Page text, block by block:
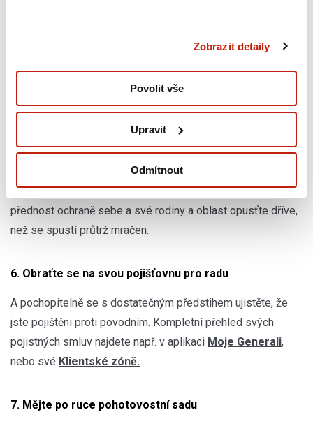
Zobrazit detaily
Povolit vše
Upravit
Odmítnout
Pokud hrozí povodeň, musejí být pro vaši bezpečnost
5. Nepodstupujte žádná zbytečná rizika
Pojištění může nahradit vaše věci, ale nikoli vás. Jestli žijete
v rizikové oblasti a předpověď počasí nevypadá dobře,
pokud je to možné, dejte před ochranou svého domova
přednost ochraně sebe a své rodiny a oblast opusťte dříve,
než se spustí průtrž mračen.
6. Obraťte se na svou pojišťovnu pro radu
A pochopitelně se s dostatečným předstihem ujistěte, že
jste pojištěni proti povodním. Kompletní přehled svých
pojistných smluv najdete např. v aplikaci Moje Generali,
nebo své Klientské zóně.
7. Mějte po ruce pohotovostní sadu